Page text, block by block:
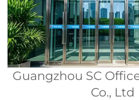
Guangzhou SC
Co., Ltd